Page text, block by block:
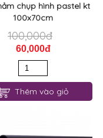
chụp hình pastel kt
100x70cm
100,000đ
60,000đ
Thêm vào giỏ